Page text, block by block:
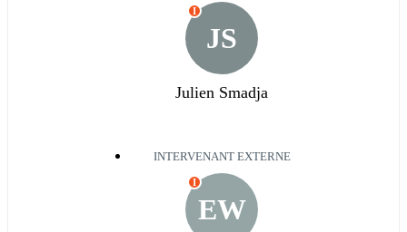
JS
I
Julien Smadja
INTERVENANT EXTERNE
EW
I